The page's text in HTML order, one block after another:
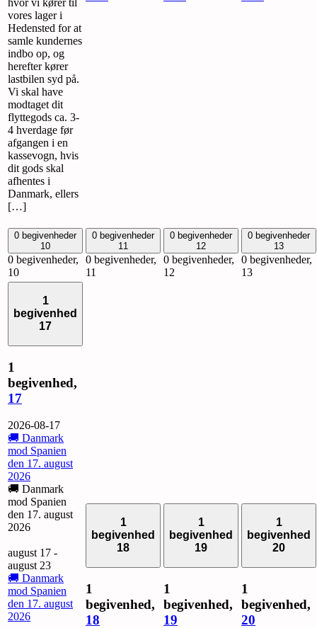
hvor vi kører til
vores lager i
Hedensted for at
samle kundernes
indbo op, og
herefter kører
lastbilen syd på.
Vi skal have
modtaget dit
flyttegods ca. 3-
4 hverdage før
afgangen i en
kassevogn, hvis
dit gods skal
afhentes i
Danmark, ellers
[…]
0 begivenheder
10
0 begivenheder,
10
0 begivenheder
11
0 begivenheder,
11
0 begivenheder
12
0 begivenheder,
12
0 begivenheder
13
0 begivenheder,
13
1
begivenhed
17
1
begivenhed,
17
2026-08-17
🚚 Danmark
mod Spanien
den 17. august
2026
🚚 Danmark
mod Spanien
den 17. august
2026
august 17 -
august 23
🚚 Danmark
mod Spanien
den 17. august
2026
1
begivenhed
18
1
begivenhed,
18
1
begivenhed
19
1
begivenhed,
19
1
begivenhed
20
1
begivenhed,
20